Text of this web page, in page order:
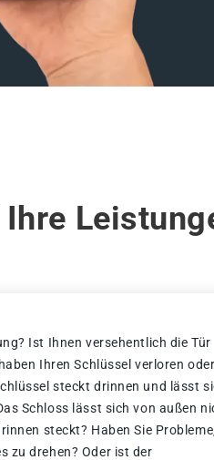
Ist Ihnen versehentlich die Tür
Ihren Schlüssel verloren oder
steckt drinnen und lässt
Schloss lässt sich von außen
steckt? Haben Sie
zu drehen? Oder ist der